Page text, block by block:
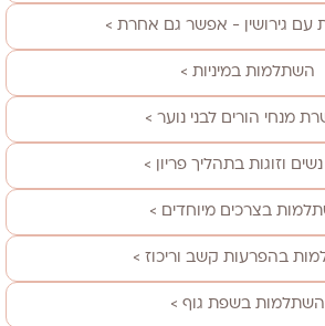
עם גירושין - אפשר גם אחרת >
השתלמות במיניות >
מנחי הורים לבני נוער >
נשים וזוגות בתהליך פריון >
בצרכים מיוחדים >
בהפרעות קשב וריכוז >
השתלמות בשפת גוף >